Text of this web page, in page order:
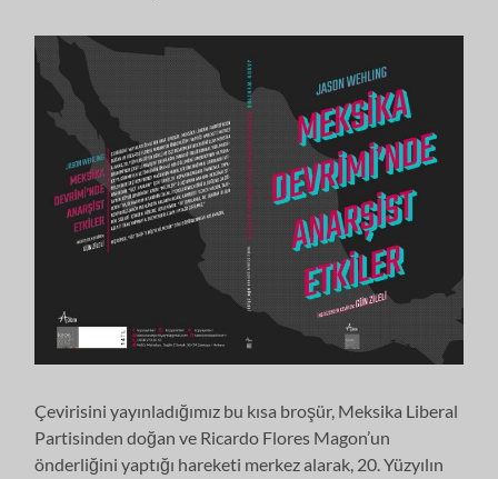
Çevirisini yayınladığımız bu kısa broşür, Meksika Liberal
Partisinden doğan ve Ricardo Flores Magon’un
önderliğini yaptığı hareketi merkez alarak, 20. Yüzyılın